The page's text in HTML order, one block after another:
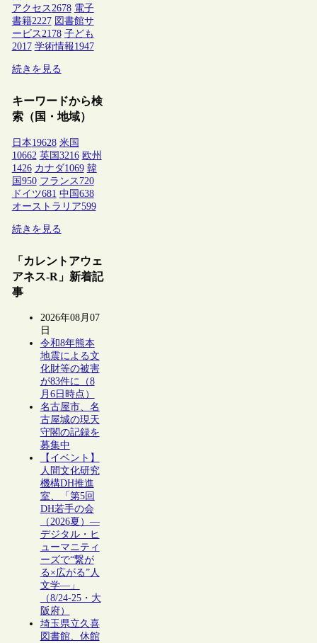
アクセス 2678 電子
書籍2227 図書館サ
ービス 2178 子ども
2017 学術情報1947
続きを見る
キーワードから検
索（国・地域）
日本19628 米国
10662 英国3216 欧州
1426 カナダ1069 韓
国950 フランス 720
ドイツ681 中国638
オーストラリア599
続きを見る
「カレントアウェ
アネス-R」新着記
事
2026年08月07
日
令和8年熊本
地震による文
化財等の被害
が83件に（8
月6日時点）
名古屋市、名
古屋城の現天
守閣の記録を
募集中
【イベント】
人間文化研究
機構DH推進
室、「第5回
DH若手の会
（2026夏）―
デジタル・ヒ
ューマニティ
ーズで“繋が
る×広がる”人
文学―」
（8/24-25・大
阪府）
埼玉県立久喜
図書館、休館